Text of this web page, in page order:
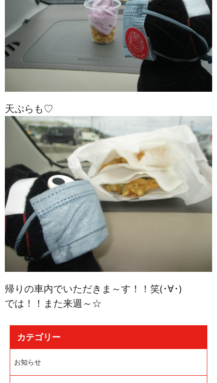
天ぷらも♡
帰りの車内でいただきま～す！！笑(･∀･)
では！！また来週～☆
カテゴリー
お知らせ